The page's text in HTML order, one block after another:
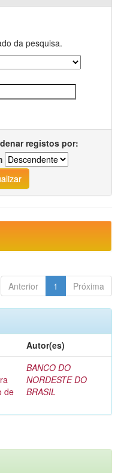
da pesquisa.
registos por:
Anterior 1 Próxima
Autor(es)
de
BANCO DO
NORDESTE DO
BRASIL